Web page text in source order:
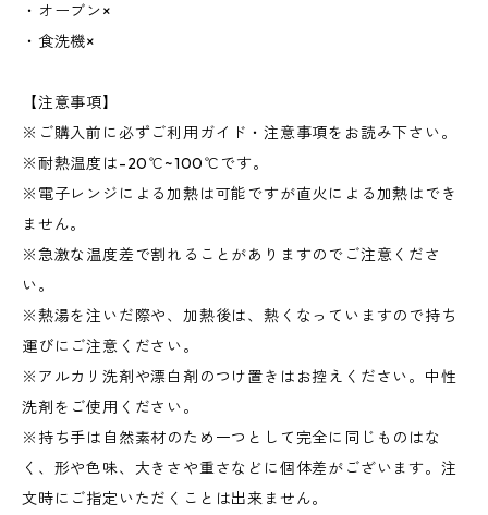
・オーブン×
・食洗機×
【注意事項】
※ご購入前に必ずご利用ガイド・注意事項をお読み下さい。
※耐熱温度は-20℃~100℃です。
※電子レンジによる加熱は可能ですが直火による加熱はでき
ません。
※急激な温度差で割れることがありますのでご注意くださ
い。
※熱湯を注いだ際や、加熱後は、熱くなっていますので持ち
運びにご注意ください。
※アルカリ洗剤や漂白剤のつけ置きはお控えください。中性
洗剤をご使用ください。
※持ち手は自然素材のため一つとして完全に同じものはな
く、形や色味、大きさや重さなどに個体差がございます。注
文時にご指定いただくことは出来ません。